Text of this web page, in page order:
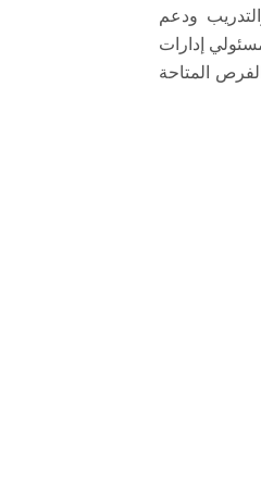
ودعم
إدارات
المتاحة